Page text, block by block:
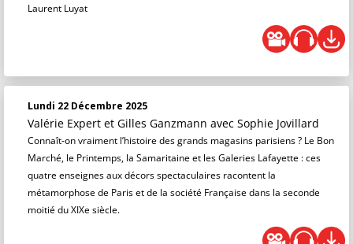
Laurent Luyat
Lundi 22 Décembre 2025
Valérie Expert et Gilles Ganzmann avec Sophie Jovillard
Connaît-on vraiment l’histoire des grands magasins parisiens ? Le Bon
Marché, le Printemps, la Samaritaine et les Galeries Lafayette : ces
quatre enseignes aux décors spectaculaires racontent la
métamorphose de Paris et de la société Française dans la seconde
moitié du XIXe siècle.